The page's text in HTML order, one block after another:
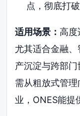
点，彻底打
适用场景：高度
尤其适合金融
产沉淀与跨部
需从粗放式管
业，ONES能提